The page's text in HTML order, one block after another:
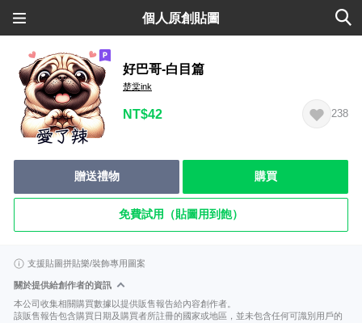
個人原創貼圖
好巴哥-白目篇
楚棠ink
NT$42 238
贈送禮物 購買
免費試用（貼圖用到飽）
支援貼圖拼貼樂/裝飾專用圖案
關於提供給創作者的資訊
本公司收集相關購買數據以提供販售報告給內容創作者。
該販售報告包含購買日期及購買者所註冊的國家或地區，並未包含任何可識別用戶的